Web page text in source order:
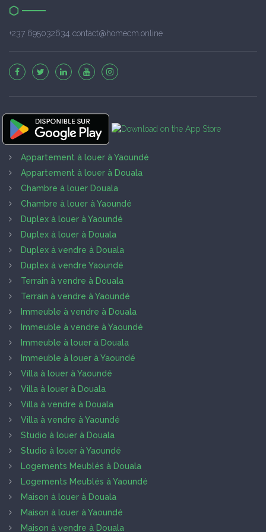
+237 695032634 contact@homecm.online
Appartement à louer à Yaoundé
Appartement à louer à Douala
Chambre à louer Douala
Chambre à louer à Yaoundé
Duplex à louer à Yaoundé
Duplex à louer à Douala
Duplex à vendre à Douala
Duplex à vendre Yaoundé
Terrain à vendre à Douala
Terrain à vendre à Yaoundé
Immeuble à vendre à Douala
Immeuble à vendre à Yaoundé
Immeuble à louer à Douala
Immeuble à louer à Yaoundé
Villa à louer à Yaoundé
Villa à louer à Douala
Villa à vendre à Douala
Villa à vendre à Yaoundé
Studio à louer à Douala
Studio à louer à Yaoundé
Logements Meublés à Douala
Logements Meublés à Yaoundé
Maison à louer à Douala
Maison à louer à Yaoundé
Maison à vendre à Douala